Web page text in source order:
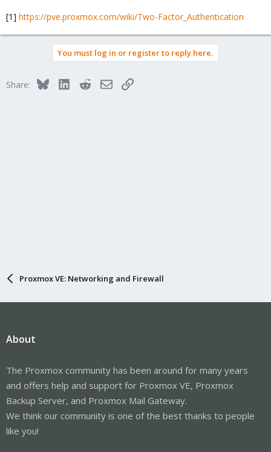
[1] https://pve.proxmox.com/wiki/Two-Factor_Authentication
You must log in or register to reply here.
Share: BlueskyLinkedInRedditEmailLink
Proxmox VE: Networking and Firewall
About
The Proxmox community has been around for many years
and offers help and support for Proxmox VE, Proxmox
Backup Server, and Proxmox Mail Gateway.
We think our community is one of the best thanks to people
like you!